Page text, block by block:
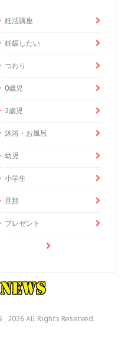
妊活講座
妊娠したい
つわり
0歳児
2歳児
沐浴・お風呂
幼児
小学生
旦那
プレゼント
, 2026 All Rights Reserved.